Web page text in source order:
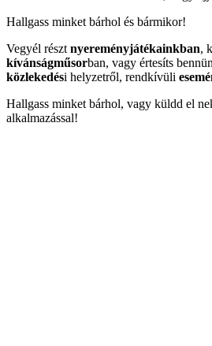
Hallgass minket bárhol és bármikor!
Vegyél részt nyereményjátékainkban,
kívánságműsorban, vagy értesíts
közlekedési helyzetről, rendkívüli
Hallgass minket bárhol, vagy küldd el
alkalmazással!